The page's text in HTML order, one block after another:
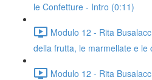
le Confetture - Intro (0:11)
Modulo 12 - Rita
della frutta, le marmellate e le
Modulo 12 - Rita